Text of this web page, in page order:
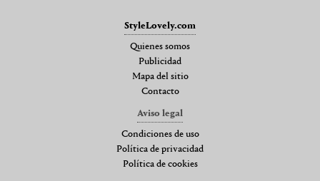
StyleLovely.com
Quienes somos
Publicidad
Mapa del sitio
Contacto
Aviso legal
Condiciones de uso
Política de privacidad
Política de cookies